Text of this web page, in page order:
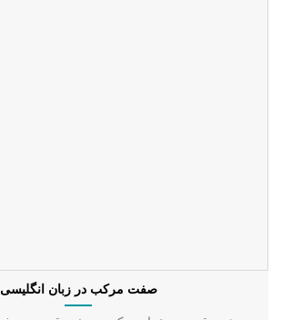
صفت مرکب در زبان انگلیسی